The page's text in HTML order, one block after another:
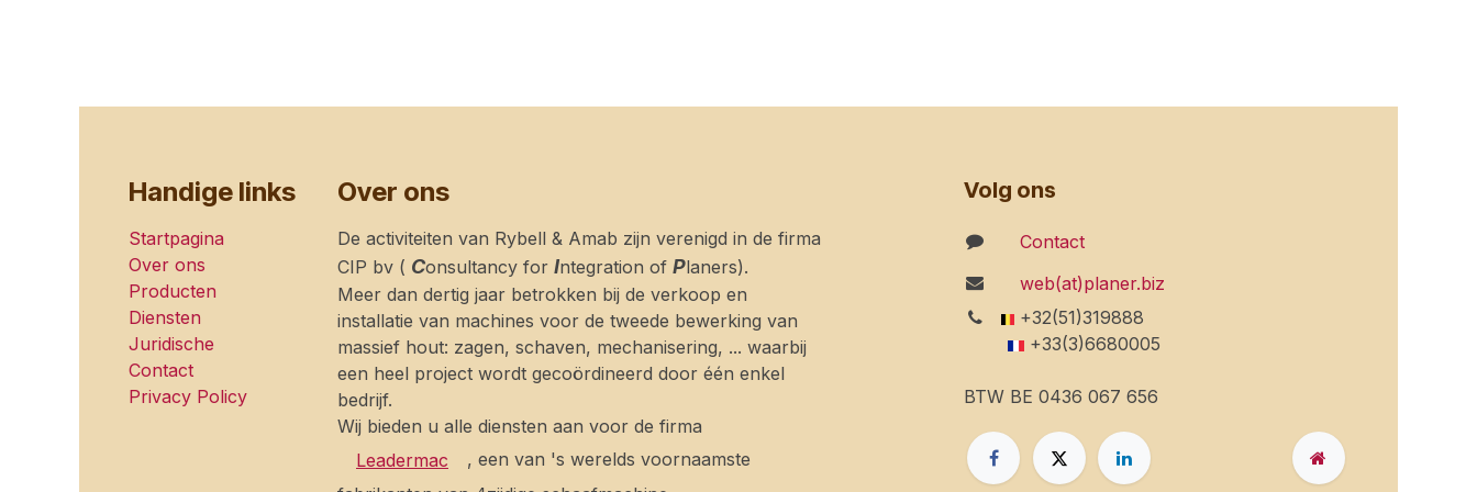
Handige links
Startpagina
Over ons
Producten
Diensten
Juridische
Contact
Privacy Policy
Over ons
De activiteiten van Rybell & Amab zijn verenigd in de firma
CIP bv ( Consultancy for Integration of Planers).
Meer dan dertig jaar betrokken bij de verkoop en
installatie van machines voor de tweede bewerking van
massief hout: zagen, schaven, mechanisering, ... waarbij
een heel project wordt gecoördineerd door één enkel
bedrijf.
Wij bieden u alle diensten aan voor de firma
Leadermac
, een van 's werelds voornaamste
Volg ons
Contact
web(at)planer.biz
+32(51)319888
+33(3)6680005
BTW BE 0436 067 656